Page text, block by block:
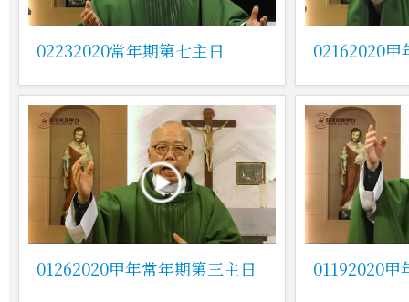
02232020常年期第七主日 02162020甲
01262020甲年常年期第三主日 01192020甲